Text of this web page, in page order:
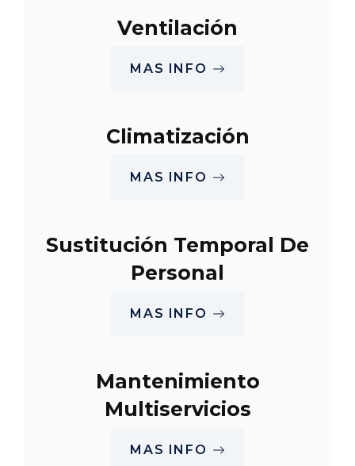
Ventilación
MAS INFO
Climatización
MAS INFO
Sustitución Temporal De
Personal
MAS INFO
Mantenimiento
Multiservicios
MAS INFO